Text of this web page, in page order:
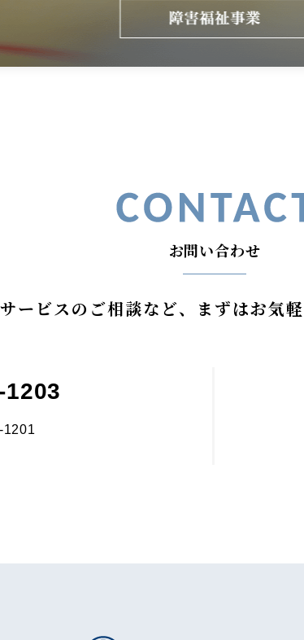
お問い合わせ
サービスのご相談など、まずはお気
1203
1201